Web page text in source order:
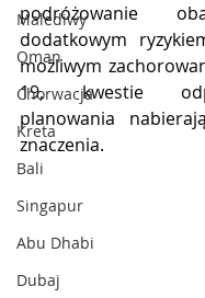
Malediwy
Oman
Chorwacja
Kreta
Bali
Singapur
Abu Dhabi
Dubaj
podróżowanie
dodatkowym
możliwym
19, kwestie
planowania
znaczenia.